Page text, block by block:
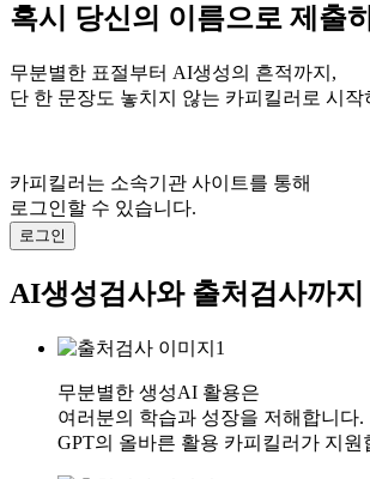
혹시 당신의 이름으로 제출
무분별한 표절부터 AI생성의 흔적까지,
단 한 문장도 놓치지 않는 카피킬러로 시작
카피킬러는 소속기관 사이트를 통해
로그인할 수 있습니다.
로그인
AI생성검사와 출처검사까지
무분별한 생성AI 활용은
여러분의 학습과 성장을 저해합니다.
GPT의 올바른 활용 카피킬러가 지원